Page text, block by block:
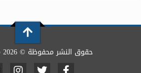
حدوثها
حقوق النشر محفوظة © 2026 موقع المرجع